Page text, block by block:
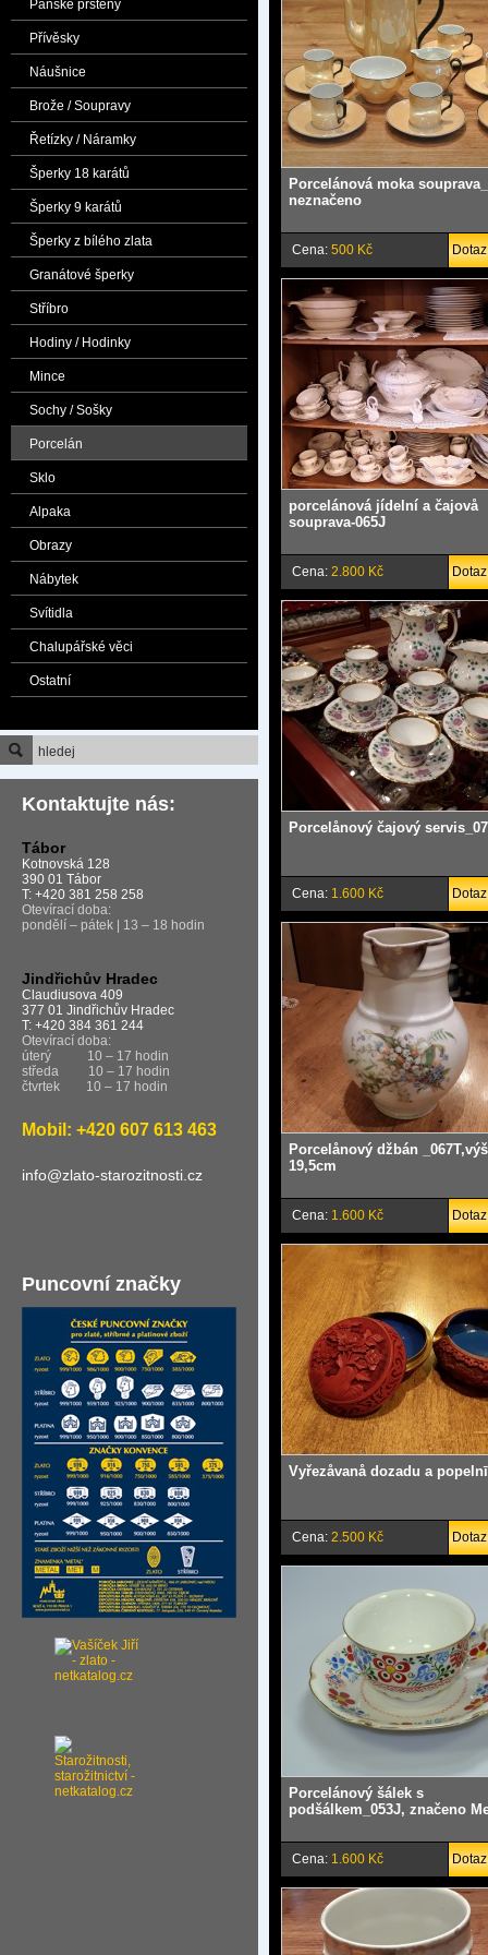
Pánské prsteny
Přívěsky
Náušnice
Brože / Soupravy
Řetízky / Náramky
Šperky 18 karátů
Šperky 9 karátů
Šperky z bílého zlata
Granátové šperky
Stříbro
Hodiny / Hodinky
Mince
Sochy / Sošky
Porcelán
Sklo
Alpaka
Obrazy
Nábytek
Svítidla
Chalupářské věci
Ostatní
Kontaktujte nás:
Tábor
Kotnovská 128
390 01 Tábor
T: +420 381 258 258
Otevírací doba:
pondělí – pátek | 13 – 18 hodin
Jindřichův Hradec
Claudiusova 409
377 01 Jindřichův Hradec
T: +420 384 361 244
Otevírací doba:
úterý 10 – 17 hodin
středa 10 – 17 hodin
čtvrtek 10 – 17 hodin
Mobil: +420 607 613 463
info@zlato-starozitnosti.cz
Puncovní značky
Porcelánová moka
neznačeno
Cena: 500 Kč
porcelánová jídelní a čajovå
souprava-065J
Cena: 2.800 Kč
Porcelånový čajový
Cena: 1.600 Kč
Porcelånový džbán
19,5cm
Cena: 1.600 Kč
Vyřezåvanå dozadu a
Cena: 2.500 Kč
Porcelánový šálek s
podšálkem_053J, značeno
Cena: 1.600 Kč